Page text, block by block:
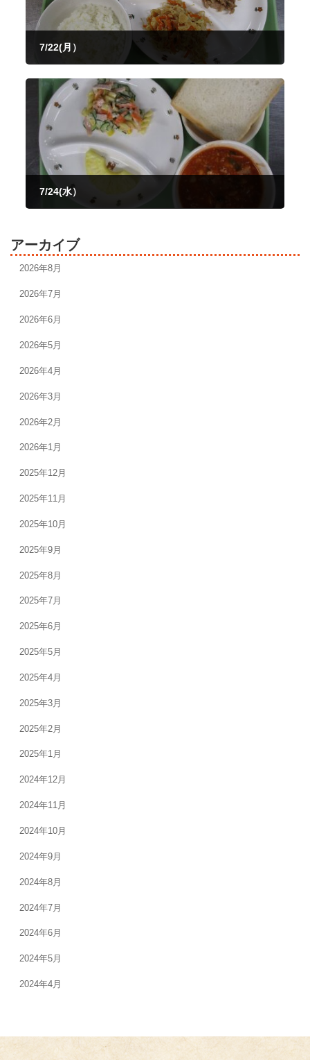
7/22(月）
7/24(水）
アーカイブ
2026年8月
2026年7月
2026年6月
2026年5月
2026年4月
2026年3月
2026年2月
2026年1月
2025年12月
2025年11月
2025年10月
2025年9月
2025年8月
2025年7月
2025年6月
2025年5月
2025年4月
2025年3月
2025年2月
2025年1月
2024年12月
2024年11月
2024年10月
2024年9月
2024年8月
2024年7月
2024年6月
2024年5月
2024年4月